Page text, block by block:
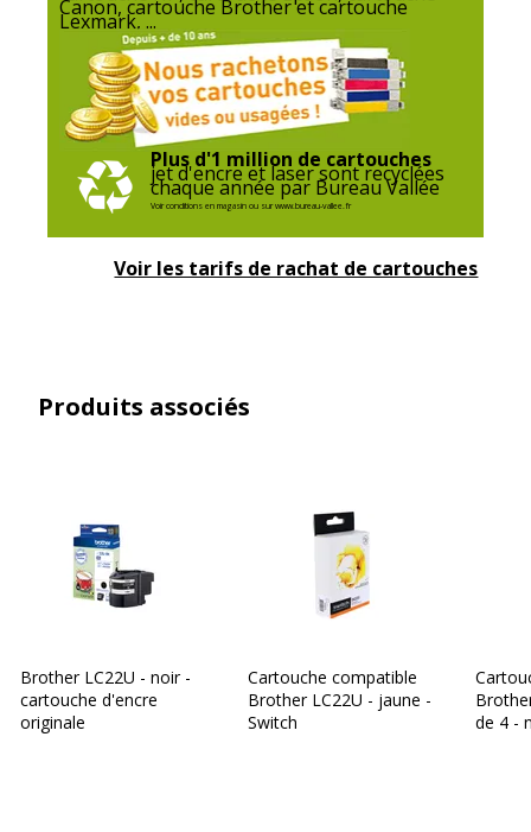
Canon, cartouche Brother et cartouche
Lexmark, ...
Plus d'1 million de cartouches
jet d'encre et laser sont recyclées
chaque année par Bureau Vallée
Voir conditions en magasin ou sur www.bureau-vallee.fr
Voir les tarifs de rachat de cartouches
Produits associés
Brother LC22U - noir -
cartouche d'encre
originale
Cartouche compatible
Brother LC22U - jaune -
Switch
de 4 -